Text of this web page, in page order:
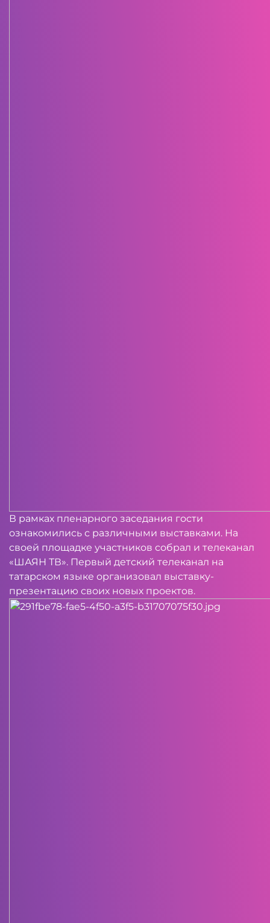
В рамках пленарного заседания гости
ознакомились с различными выставками. На
своей площадке участников собрал и телеканал
«ШАЯН ТВ». Первый детский телеканал на
татарском языке организовал выставку-
презентацию своих новых проектов.